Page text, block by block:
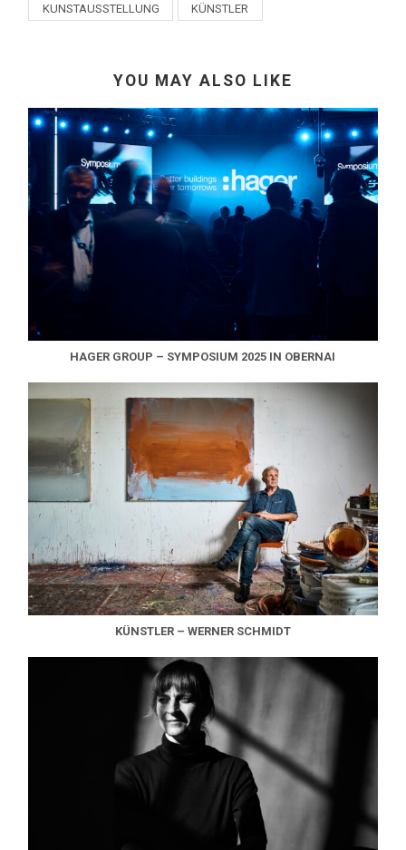
KUNSTAUSSTELLUNG KÜNSTLER
YOU MAY ALSO LIKE
HAGER GROUP – SYMPOSIUM 2025 IN OBERNAI
KÜNSTLER – WERNER SCHMIDT